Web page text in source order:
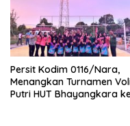
Persit Kodim 0116/Nara,
Menangkan Turnamen
Putri HUT Bhayangkara